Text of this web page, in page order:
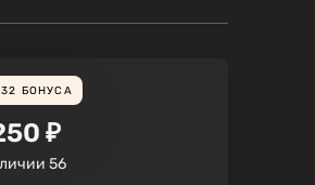
БОНУСА
₽
56